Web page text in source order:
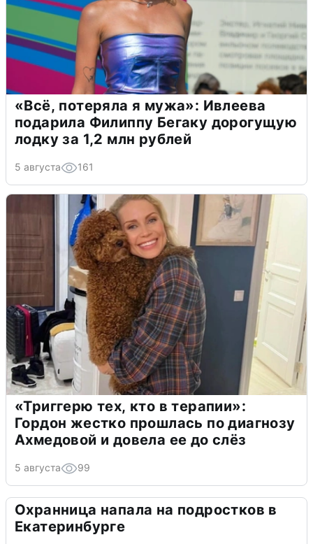
«Всё, потеряла я мужа»: Ивлеева
подарила Филиппу Бегаку дорогущую
лодку за 1,2 млн рублей
5 августа 161
«Триггерю тех, кто в терапии»:
Гордон жестко прошлась по диагнозу
Ахмедовой и довела ее до слёз
5 августа 99
Охранница напала на подростков в
Екатеринбурге